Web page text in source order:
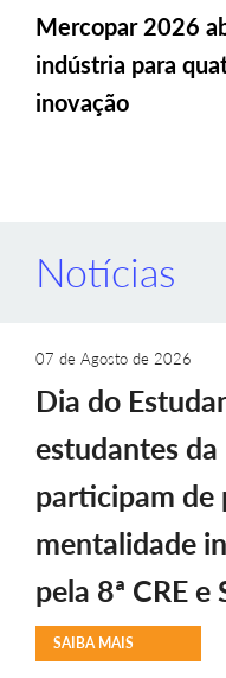
Mercopar 2026
indústria para
inovação
Notícias
07 de Agosto de 2026
Dia do
estudantes
participam de
mentalidade
pela 8ª CRE e
SAIBA MAIS